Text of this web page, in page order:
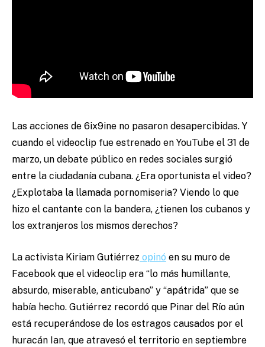
Las acciones de 6ix9ine no pasaron desapercibidas. Y
cuando el videoclip fue estrenado en YouTube el 31 de
marzo, un debate público en redes sociales surgió
entre la ciudadanía cubana. ¿Era oportunista el video?
¿Explotaba la llamada pornomiseria? Viendo lo que
hizo el cantante con la bandera, ¿tienen los cubanos y
los extranjeros los mismos derechos?
La activista Kiriam Gutiérrez opinó en su muro de
Facebook que el videoclip era “lo más humillante,
absurdo, miserable, anticubano” y “apátrida” que se
había hecho. Gutiérrez recordó que Pinar del Río aún
está recuperándose de los estragos causados por el
huracán Ian, que atravesó el territorio en septiembre